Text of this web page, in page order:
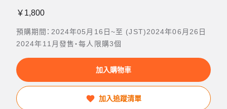
￥1,800
預購期間：2024年05月16日~至 (JST)2024年06月26日
2024年11月發售・每人限購3個
加入購物車
加入追蹤清單